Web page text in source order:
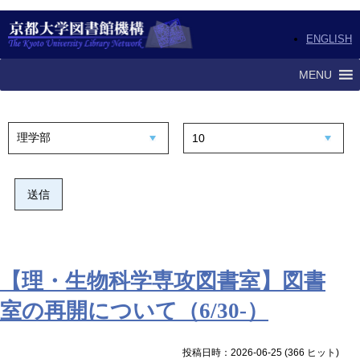
ENGLISH
MENU
【理・生物科学専攻図書室】図書
室の再開について（6/30-）
投稿日時：2026-06-25(366 ヒット )